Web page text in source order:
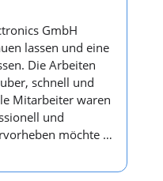
GmbH
lassen und eine
Die Arbeiten
schnell und
Mitarbeiter waren
und
möchte …